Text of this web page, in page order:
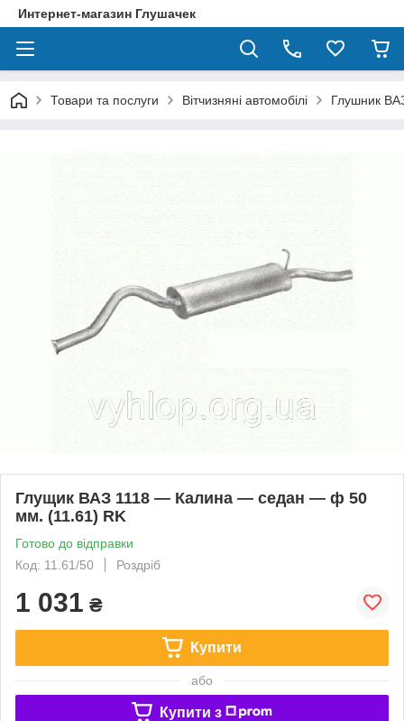
Интернет-магазин Глушачек
Товари та послуги Вітчизняні автомобілі Глушник
Глущик ВАЗ 1118 — Калина — седан — ф 50
мм. (11.61) RK
Готово до відправки
Код: 11.61/50
Роздріб
1 031 ₴
Купити
або
Купити з